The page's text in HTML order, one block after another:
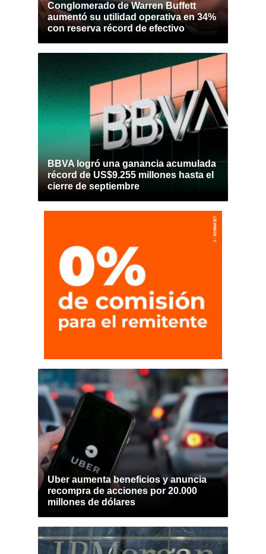
Conglomerado de Warren Buffett
aumentó su utilidad operativa en 34%
con reserva récord de efectivo
BBVA logró una ganancia acumulada
récord de US$9.255 millones hasta el
cierre de septiembre
Uber aumenta beneficios y anuncia
recompra de acciones por 20.000
millones de dólares